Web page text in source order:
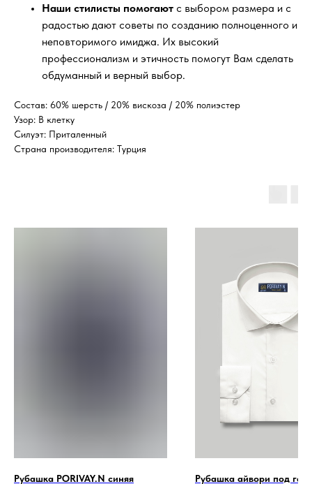
Наши стилисты помогают с выбором размера и с
радостью дают советы по созданию полноценного и
неповторимого имиджа. Их высокий
профессионализм и этичность помогут Вам сделать
обдуманный и верный выбор.
Состав: 60% шерсть / 20% вискоза / 20% полиэстер
Узор: В клетку
Силуэт: Приталенный
Страна производителя: Турция
Рубашка PORIVAY.N синяя Рубашка айвори под